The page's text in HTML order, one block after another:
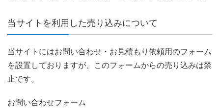
当サイトを利用した売り込みについて
当サイトにはお問い合わせ・お見積もり依頼用のフォーム
を設置しておりますが、このフォームからの売り込みは禁
止です。
お問い合わせフォーム